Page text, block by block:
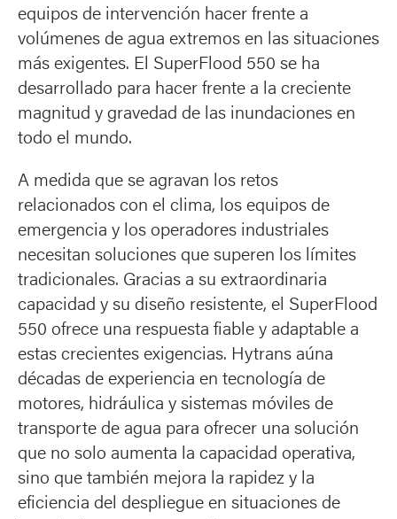
equipos de intervención hacer frente a
volúmenes de agua extremos en las situaciones
más exigentes. El SuperFlood 550 se ha
desarrollado para hacer frente a la creciente
magnitud y gravedad de las inundaciones en
todo el mundo.
A medida que se agravan los retos
relacionados con el clima, los equipos de
emergencia y los operadores industriales
necesitan soluciones que superen los límites
tradicionales. Gracias a su extraordinaria
capacidad y su diseño resistente, el SuperFlood
550 ofrece una respuesta fiable y adaptable a
estas crecientes exigencias. Hytrans aúna
décadas de experiencia en tecnología de
motores, hidráulica y sistemas móviles de
transporte de agua para ofrecer una solución
que no solo aumenta la capacidad operativa,
sino que también mejora la rapidez y la
eficiencia del despliegue en situaciones de